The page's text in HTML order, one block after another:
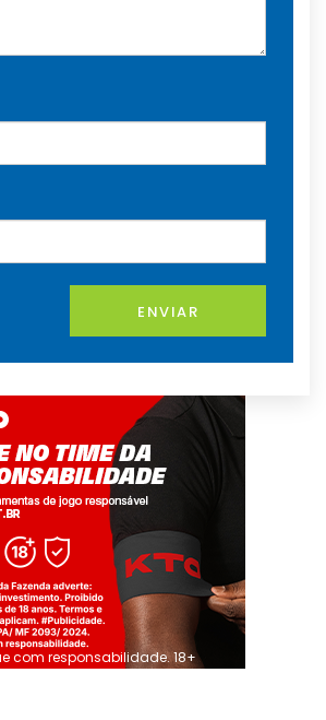
ENVIAR
com responsabilidade. 18+